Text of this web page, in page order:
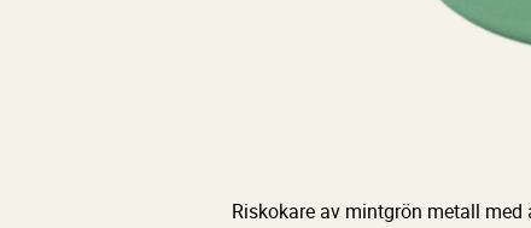
Riskokare av mintgrön metall med